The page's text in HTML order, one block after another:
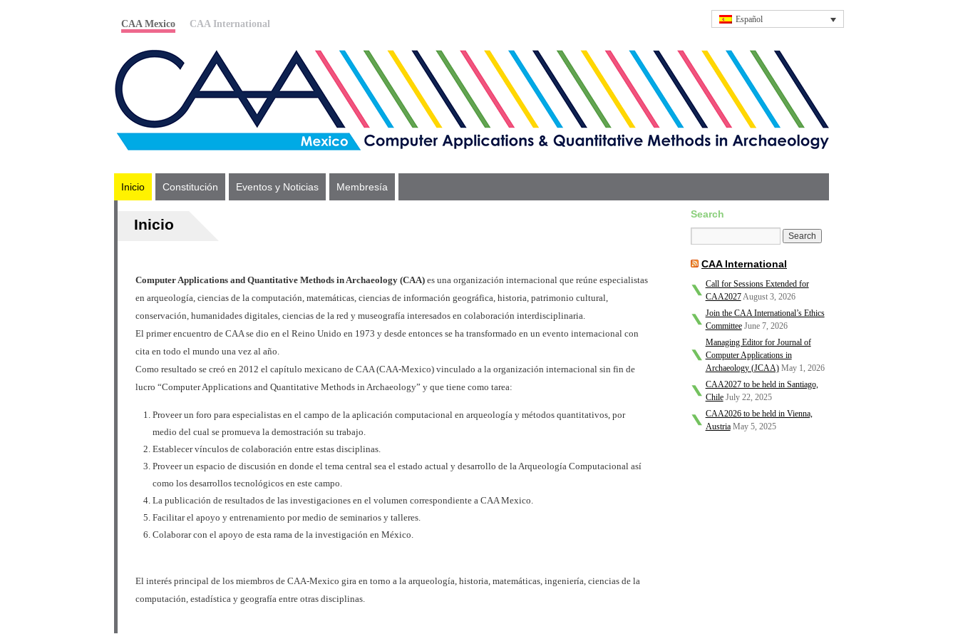
CAA Mexico CAA International Español
Inicio Constitución Eventos y Noticias Membresía
Inicio
Computer Applications and Quantitative Methods in Archaeology (CAA) es una organización internacional que reúne especialistas
en arqueología, ciencias de la computación, matemáticas, ciencias de información geográfica, historia, patrimonio cultural,
conservación, humanidades digitales, ciencias de la red y museografía interesados en colaboración interdisciplinaria.
El primer encuentro de CAA se dio en el Reino Unido en 1973 y desde entonces se ha transformado en un evento internacional con
cita en todo el mundo una vez al año.
Como resultado se creó en 2012 el capítulo mexicano de CAA (CAA-Mexico) vinculado a la organización internacional sin fin de
lucro “Computer Applications and Quantitative Methods in Archaeology” y que tiene como tarea:
Proveer un foro para especialistas en el campo de la aplicación computacional en arqueología y métodos quantitativos, por
medio del cual se promueva la demostración su trabajo.
Establecer vínculos de colaboración entre estas disciplinas.
Proveer un espacio de discusión en donde el tema central sea el estado actual y desarrollo de la Arqueología Computacional así
como los desarrollos tecnológicos en este campo.
La publicación de resultados de las investigaciones en el volumen correspondiente a CAA Mexico.
Facilitar el apoyo y entrenamiento por medio de seminarios y talleres.
Colaborar con el apoyo de esta rama de la investigación en México.
El interés principal de los miembros de CAA-Mexico gira en torno a la arqueología, historia, matemáticas, ingeniería, ciencias de la
computación, estadística y geografía entre otras disciplinas.
Search
CAA International
Call for Sessions Extended for
CAA2027August 3, 2026
Join the CAA International’s Ethics
Committee June 7, 2026
Managing Editor for Journal of
Computer Applications in
Archaeology (JCAA) May 1, 2026
CAA2027 to be held in Santiago,
Chile July 22, 2025
CAA2026 to be held in Vienna,
Austria May 5, 2025